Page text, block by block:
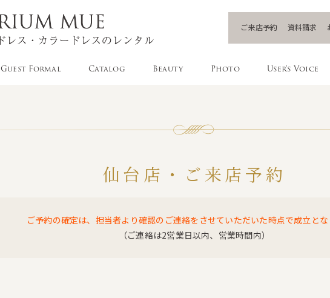
Guest Formal Catalog Beauty Photo User's Voice
ご来店予約 資料請求
仙台店・ご来店予約
ご予約の確定は、担当者より確認のご連絡をさせていただいた時点で成立と
（ご連絡は2営業日以内、営業時間内）